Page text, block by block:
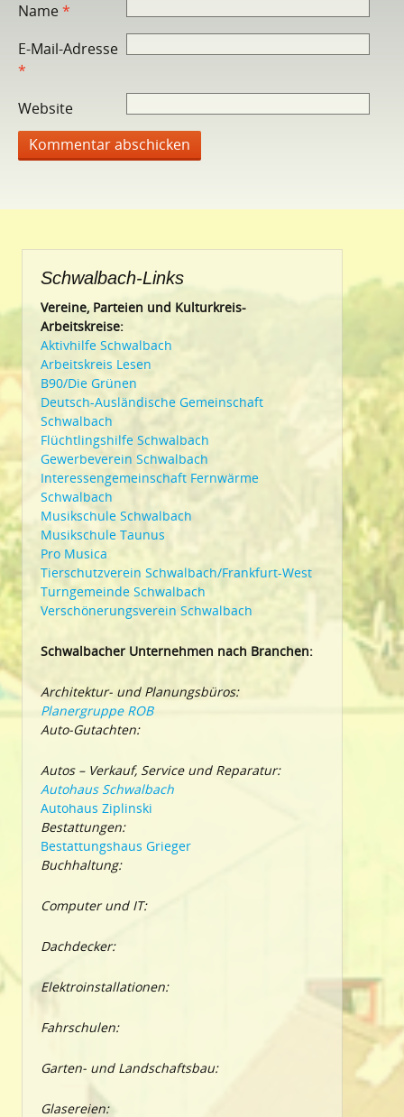
Name*
E-Mail-Adresse
*
Website
Schwalbach-Links
Vereine, Parteien und Kulturkreis-
Arbeitskreise:
Aktivhilfe Schwalbach
Arbeitskreis Lesen
B90/Die Grünen
Deutsch-Ausländische Gemeinschaft
Schwalbach
Flüchtlingshilfe Schwalbach
Gewerbeverein Schwalbach
Interessengemeinschaft Fernwärme
Schwalbach
Musikschule Schwalbach
Musikschule Taunus
Pro Musica
Tierschutzverein Schwalbach/Frankfurt-West
Turngemeinde Schwalbach
Verschönerungsverein Schwalbach
Schwalbacher Unternehmen nach Branchen:
Architektur- und Planungsbüros:
Planergruppe ROB
Auto-Gutachten:
Autos – Verkauf, Service und Reparatur:
Autohaus Schwalbach
Autohaus Ziplinski
Bestattungen:
Bestattungshaus Grieger
Buchhaltung:
Computer und IT:
Dachdecker:
Elektroinstallationen:
Fahrschulen:
Garten- und Landschaftsbau:
Glasereien: